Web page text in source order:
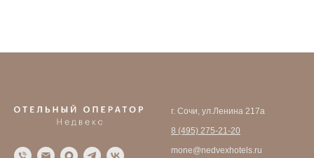
г. Сочи, ул.Ленина 217а
8 (495) 275-21-20
mone@nedvexhotels.ru